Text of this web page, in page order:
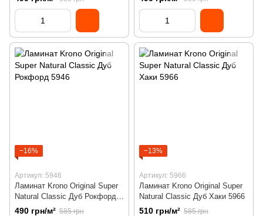
−16%
Артикул: 5946
Ламинат Krono Original Super
Natural Classic Дуб Рокфорд
5946
490 грн/м² 585 грн
−13%
Артикул: 5966
Ламинат Krono Original Super
Natural Classic Дуб Хаки 5966
510 грн/м² 585 грн